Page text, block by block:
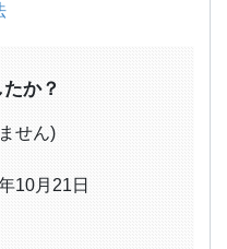
か？
せん)
10月21日